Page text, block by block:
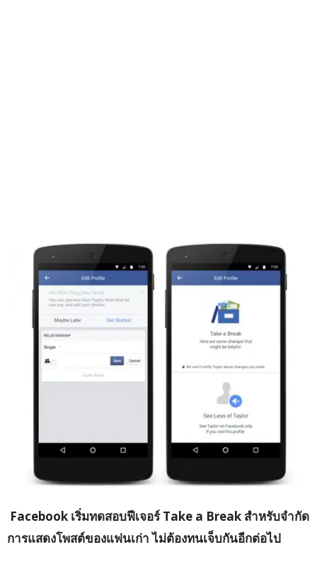
Facebook เริ่มทดสอบฟีเจอร์ Take a Break สำหรับจำกัด
การแสดงโพสต์ของแฟนเก่า ไม่ต้องทนเจ็บกันอีกต่อไป